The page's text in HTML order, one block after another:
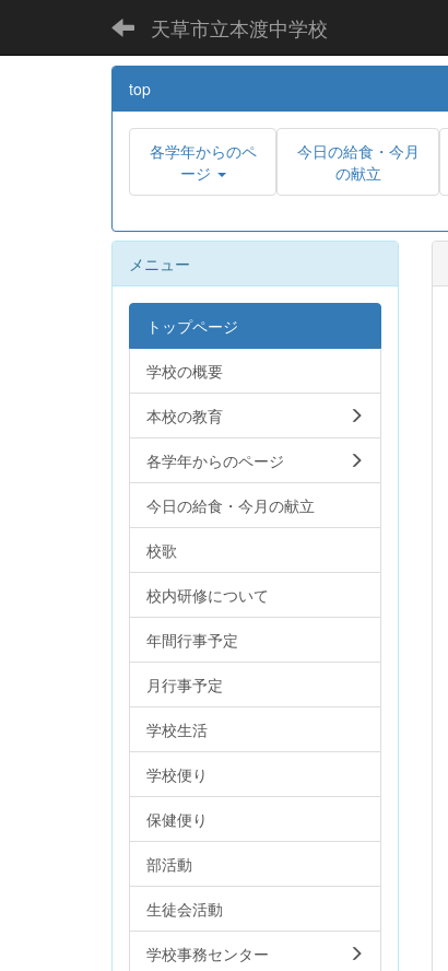
天草市立本渡中学校
top
各学年からのペ
ージ
今日の給食・今月
の献立
メニュー
トップページ
学校の概要
本校の教育
各学年からのページ
今日の給食・今月の献立
校歌
校内研修について
年間行事予定
月行事予定
学校生活
学校便り
保健便り
部活動
生徒会活動
学校事務センター